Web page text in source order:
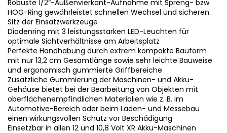
Robuste 1/2“-Außenvierkant-Aufnahme mit Spreng- bzw.
HOG-Ring gewährleistet schnellen Wechsel und sicheren
Sitz der Einsatzwerkzeuge
Diodenring mit 3 leistungsstarken LED-Leuchten für
optimale Sichtverhältnisse am Arbeitsplatz
Perfekte Handhabung durch extrem kompakte Bauform
mit nur 13,2 cm Gesamtlänge sowie sehr leichte Bauweise
und ergonomisch gummierte Griffbereiche
Zusätzliche Gummierung der Maschinen- und Akku-
Gehäuse bietet bei der Bearbeitung von Objekten mit
oberflächenempfindlichen Materialien wie z. B. im
Automotive-Bereich oder beim Laden- und Messebau
einen wirkungsvollen Schutz vor Beschädigung
Einsetzbar in allen 12 und 10,8 Volt XR Akku-Maschinen